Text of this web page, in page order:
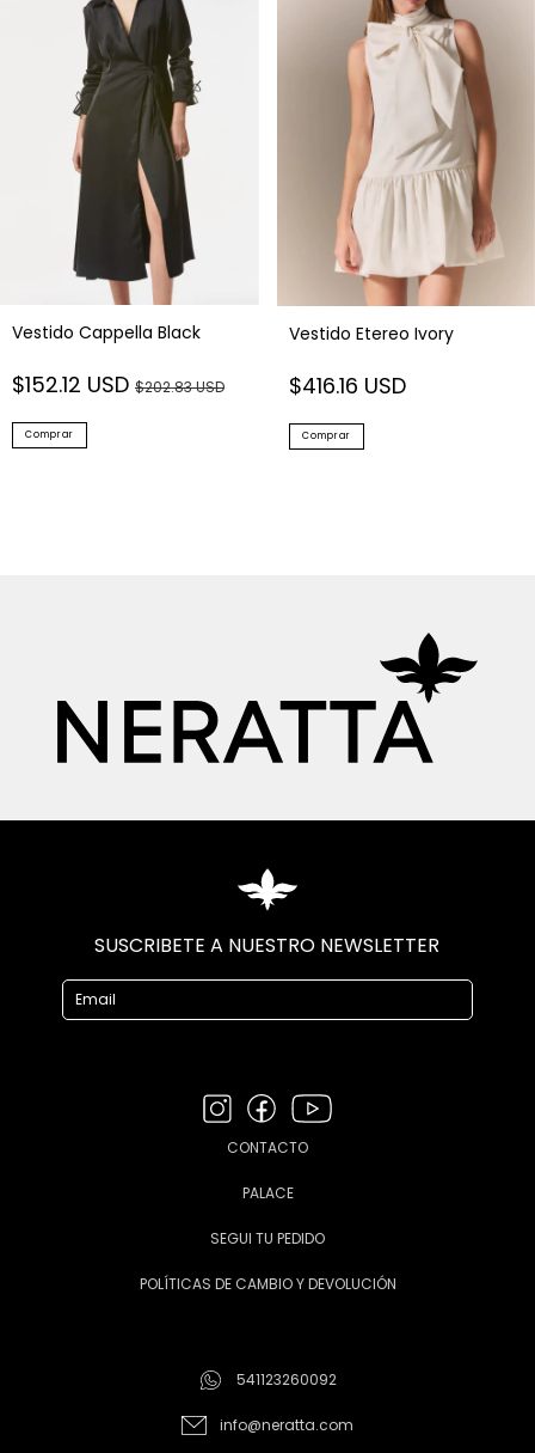
Vestido Cappella Black
$152.12 USD $202.83 USD
Comprar
Vestido Etereo Ivory
$416.16 USD
Comprar
SUSCRIBETE A NUESTRO NEWSLETTER
CONTACTO
PALACE
SEGUI TU PEDIDO
POLÍTICAS DE CAMBIO Y DEVOLUCIÓN
541123260092
info@neratta.com